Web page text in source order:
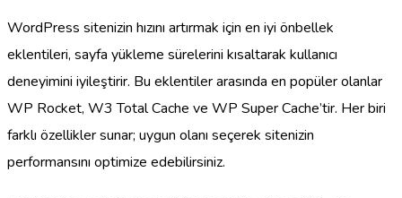
WordPress sitenizin hızını artırmak için en iyi önbellek
eklentileri, sayfa yükleme sürelerini kısaltarak kullanıcı
deneyimini iyileştirir. Bu eklentiler arasında en popüler olanlar
WP Rocket, W3 Total Cache ve WP Super Cache’tir. Her biri
farklı özellikler sunar; uygun olanı seçerek sitenizin
performansını optimize edebilirsiniz.